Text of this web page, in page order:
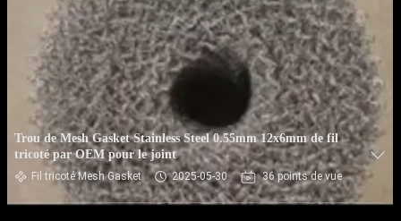
Trou de Mesh Gasket Stainless Steel 0.55mm 12x6mm de fil
tricoté par OEM pour le joint
Fil tricoté Mesh Gasket 2025-05-30 36 points de vue